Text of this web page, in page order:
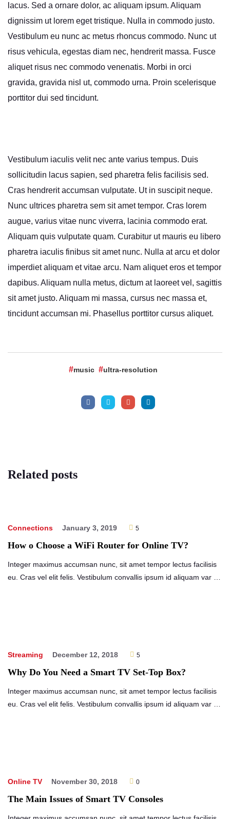
lacus. Sed a ornare dolor, ac aliquam ipsum. Aliquam
dignissim ut lorem eget tristique. Nulla in commodo justo.
Vestibulum eu nunc ac metus rhoncus commodo. Nunc ut
risus vehicula, egestas diam nec, hendrerit massa. Fusce
aliquet risus nec commodo venenatis. Morbi in orci
gravida, gravida nisl ut, commodo urna. Proin scelerisque
porttitor dui sed tincidunt.
Vestibulum iaculis velit nec ante varius tempus. Duis
sollicitudin lacus sapien, sed pharetra felis facilisis sed.
Cras hendrerit accumsan vulputate. Ut in suscipit neque.
Nunc ultrices pharetra sem sit amet tempor. Cras lorem
augue, varius vitae nunc viverra, lacinia commodo erat.
Aliquam quis vulputate quam. Curabitur ut mauris eu libero
pharetra iaculis finibus sit amet nunc. Nulla at arcu et dolor
imperdiet aliquam et vitae arcu. Nam aliquet eros et tempor
dapibus. Aliquam nulla metus, dictum at laoreet vel, sagittis
sit amet justo. Aliquam mi massa, cursus nec massa et,
tincidunt accumsan mi. Phasellus porttitor cursus aliquet.
music ultra-resolution
Related posts
Connections January 3, 2019 5
How o Choose a WiFi Router for Online TV?
Integer maximus accumsan nunc, sit amet tempor lectus facilisis
eu. Cras vel elit felis. Vestibulum convallis ipsum id aliquam var …
Streaming December 12, 2018 5
Why Do You Need a Smart TV Set-Top Box?
Integer maximus accumsan nunc, sit amet tempor lectus facilisis
eu. Cras vel elit felis. Vestibulum convallis ipsum id aliquam var …
Online TV November 30, 2018 0
The Main Issues of Smart TV Consoles